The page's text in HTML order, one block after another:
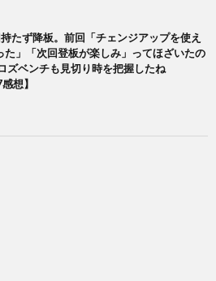
たず降板。前回「チェンジアップを使え
た」「次回登板が楽しみ」ってほざいたの
ズベンチも見切り時を把握したね
想】